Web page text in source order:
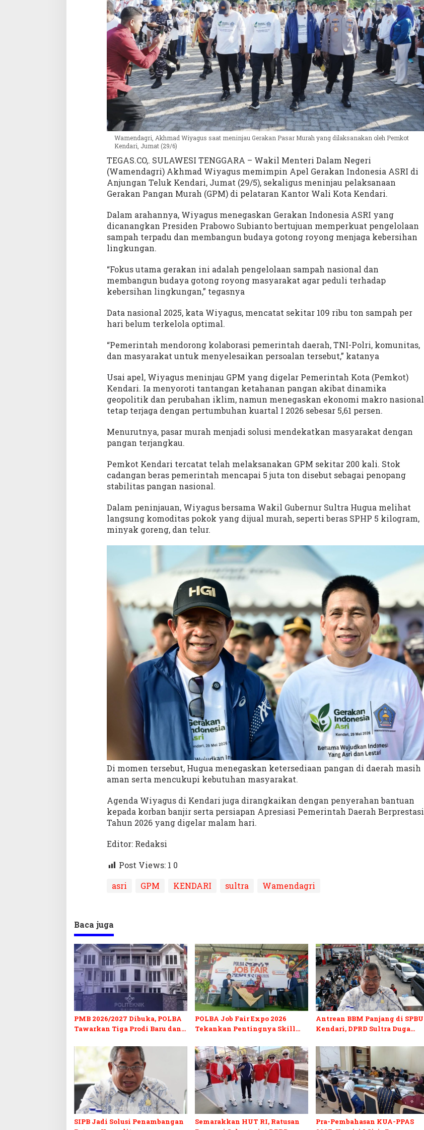
e
n
d
a
r
i
Wamendagri, Akhmad Wiyagus saat meninjau Gerakan Pasar Murah yang dilaksanakan oleh Pemkot
Kendari, Jumat (29/6)
TEGAS.CO,. SULAWESI TENGGARA – Wakil Menteri Dalam Negeri
(Wamendagri) Akhmad Wiyagus memimpin Apel Gerakan Indonesia ASRI di
Anjungan Teluk Kendari, Jumat (29/5), sekaligus meninjau pelaksanaan
Gerakan Pangan Murah (GPM) di pelataran Kantor Wali Kota Kendari.
Dalam arahannya, Wiyagus menegaskan Gerakan Indonesia ASRI yang
dicanangkan Presiden Prabowo Subianto bertujuan memperkuat pengelolaan
sampah terpadu dan membangun budaya gotong royong menjaga kebersihan
lingkungan.
“Fokus utama gerakan ini adalah pengelolaan sampah nasional dan
membangun budaya gotong royong masyarakat agar peduli terhadap
kebersihan lingkungan,” tegasnya
Data nasional 2025, kata Wiyagus, mencatat sekitar 109 ribu ton sampah per
hari belum terkelola optimal.
“Pemerintah mendorong kolaborasi pemerintah daerah, TNI-Polri, komunitas,
dan masyarakat untuk menyelesaikan persoalan tersebut,” katanya
Usai apel, Wiyagus meninjau GPM yang digelar Pemerintah Kota (Pemkot)
Kendari. Ia menyoroti tantangan ketahanan pangan akibat dinamika
geopolitik dan perubahan iklim, namun menegaskan ekonomi makro nasional
tetap terjaga dengan pertumbuhan kuartal I 2026 sebesar 5,61 persen.
Menurutnya, pasar murah menjadi solusi mendekatkan masyarakat dengan
pangan terjangkau.
Pemkot Kendari tercatat telah melaksanakan GPM sekitar 200 kali. Stok
cadangan beras pemerintah mencapai 5 juta ton disebut sebagai penopang
stabilitas pangan nasional.
Dalam peninjauan, Wiyagus bersama Wakil Gubernur Sultra Hugua melihat
langsung komoditas pokok yang dijual murah, seperti beras SPHP 5 kilogram,
minyak goreng, dan telur.
Di momen tersebut, Hugua menegaskan ketersediaan pangan di daerah masih
aman serta mencukupi kebutuhan masyarakat.
Agenda Wiyagus di Kendari juga dirangkaikan dengan penyerahan bantuan
kepada korban banjir serta persiapan Apresiasi Pemerintah Daerah Berprestasi
Tahun 2026 yang digelar malam hari.
Editor: Redaksi
Post Views: 1 0
asri
GPM KENDARI sultra Wamendagri
Baca juga
PMB 2026/2027 Dibuka, POLBA
Tawarkan Tiga Prodi Baru dan
POLBA Job Fair Expo 2026
Tekankan Pentingnya Skill
Antrean BBM Panjang di SPBU
Kendari, DPRD Sultra Duga
SIPB Jadi Solusi Penambangan
Semarakkan HUT RI, Ratusan
Pra-Pembahasan KUA-PPAS